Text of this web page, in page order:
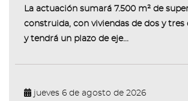
La actuación sumará 7.500 m² de
construida, con viviendas de dos y
y tendrá un plazo de eje...
jueves 6 de agosto de 2026